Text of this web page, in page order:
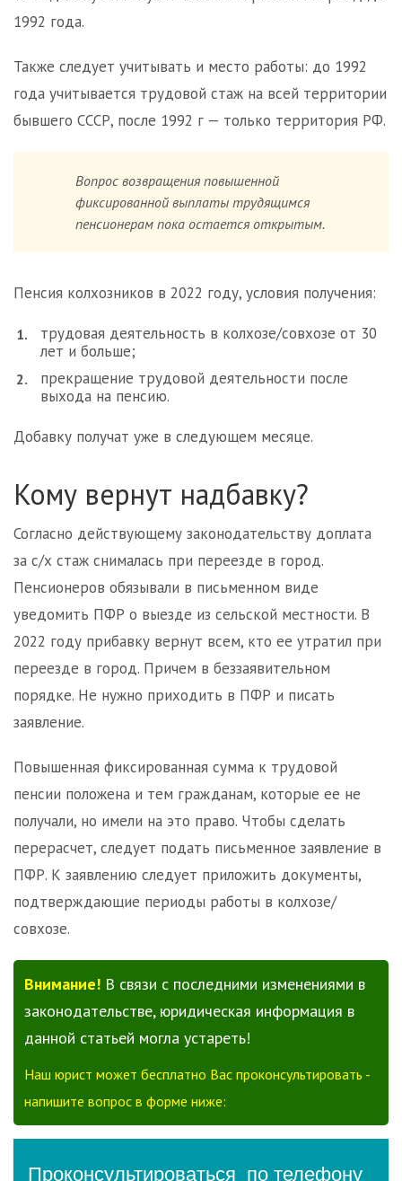
1992 года.
Также следует учитывать и место работы: до 1992
года учитывается трудовой стаж на всей территории
бывшего СССР, после 1992 г — только территория РФ.
Вопрос возвращения повышенной
фиксированной выплаты трудящимся
пенсионерам пока остается открытым.
Пенсия колхозников в 2022 году, условия получения:
трудовая деятельность в колхозе/совхозе от 30
лет и больше;
прекращение трудовой деятельности после
выхода на пенсию.
Добавку получат уже в следующем месяце.
Кому вернут надбавку?
Согласно действующему законодательству доплата
за с/х стаж снималась при переезде в город.
Пенсионеров обязывали в письменном виде
уведомить ПФР о выезде из сельской местности. В
2022 году прибавку вернут всем, кто ее утратил при
переезде в город. Причем в беззаявительном
порядке. Не нужно приходить в ПФР и писать
заявление.
Повышенная фиксированная сумма к трудовой
пенсии положена и тем гражданам, которые ее не
получали, но имели на это право. Чтобы сделать
перерасчет, следует подать письменное заявление в
ПФР. К заявлению следует приложить документы,
подтверждающие периоды работы в колхозе/
совхозе.
Внимание! В связи с последними изменениями в
законодательстве, юридическая информация в
данной статьей могла устареть!
Наш юрист может бесплатно Вас проконсультировать -
напишите вопрос в форме ниже: